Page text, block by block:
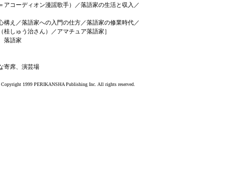
アコーディオン漫謡歌手）／落語家の生活と収入／
構え／落語家への入門の仕方／落語家の修業時代／
桂しゅう治さん）／アマチュア落語家］
落語家
寄席、演芸場
Copyright 1999 PERIKANSHA Publishing Inc. All rights reserved.